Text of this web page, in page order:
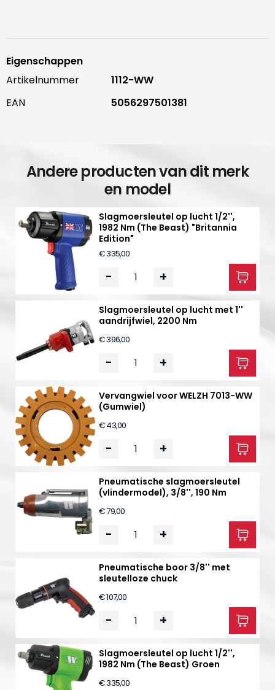
Eigenschappen
Artikelnummer
1112-WW
EAN
5056297501381
Andere producten van dit merk
en model
Slagmoersleutel op lucht 1/2'',
1982 Nm (The Beast) "Britannia
Edition"
€ 335,00
- +
Slagmoersleutel op lucht met 1''
aandrijfwiel, 2200 Nm
€ 396,00
- +
Vervangwiel voor WELZH 7013-WW
(Gumwiel)
€ 43,00
- +
Pneumatische slagmoersleutel
(vlindermodel), 3/8'', 190 Nm
€ 79,00
- +
Pneumatische boor 3/8'' met
sleutelloze chuck
€ 107,00
- +
Slagmoersleutel op lucht 1/2'',
1982 Nm (The Beast) Groen
€ 335,00